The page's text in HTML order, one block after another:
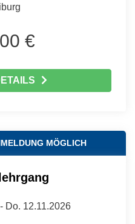
€
MÖGLICH
Do. 12.11.2026